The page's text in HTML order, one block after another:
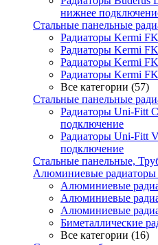
нижнее
Стальные панельные
Радиаторы Kermi
Радиаторы Kermi
Радиаторы Kermi
Радиаторы Kermi
Все категории (57)
Стальные панельные
Радиаторы Uni-Fitt
подключение
Радиаторы Uni-Fitt
подключение
Стальные панельные,
Алюминиевые радиаторы
Алюминиевые
Алюминиевые
Алюминиевые
Биметаллические
Все категории (16)